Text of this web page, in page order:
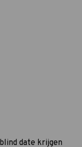
date krijgen